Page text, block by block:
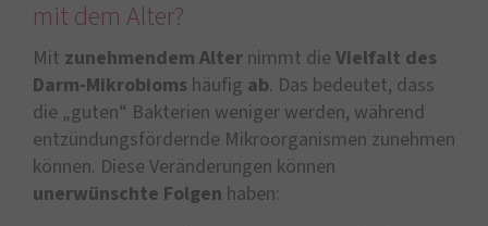
mit dem Alter?
Mit zunehmendem Alter nimmt die Vielfalt des
Darm-Mikrobioms häufig ab. Das bedeutet, dass
die „guten“ Bakterien weniger werden, während
entzündungsfördernde Mikroorganismen zunehmen
können. Diese Veränderungen können
unerwünschte Folgen haben: